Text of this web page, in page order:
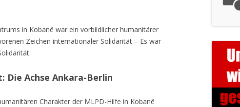
in Kobanê war ein vorbildlicher humanitärer
Zeichen internationaler Solidarität – Es war
Achse Ankara-Berlin
Charakter der MLPD-Hilfe in Kobanê